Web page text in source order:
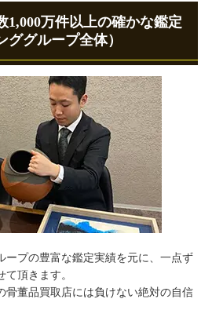
1,000万件以上の確かな鑑定
ググループ全体）
ープの豊富な鑑定実績を元に、一点ず
頂きます。
骨董品買取店には負けない絶対の自信